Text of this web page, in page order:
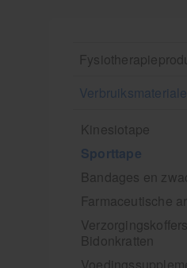
Kinesiotape
Sporttape
Bandages en
Farmaceutische
Verzorgingskoffers |
Bidonkratten